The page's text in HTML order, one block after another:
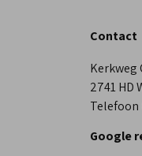
Contact
Kerkweg
2741 HD
Telefoon
Google